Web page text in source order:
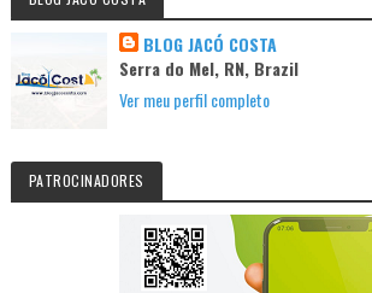
BLOG JACÓ COSTA
Serra do Mel, RN, Brazil
Ver meu perfil completo
PATROCINADORES